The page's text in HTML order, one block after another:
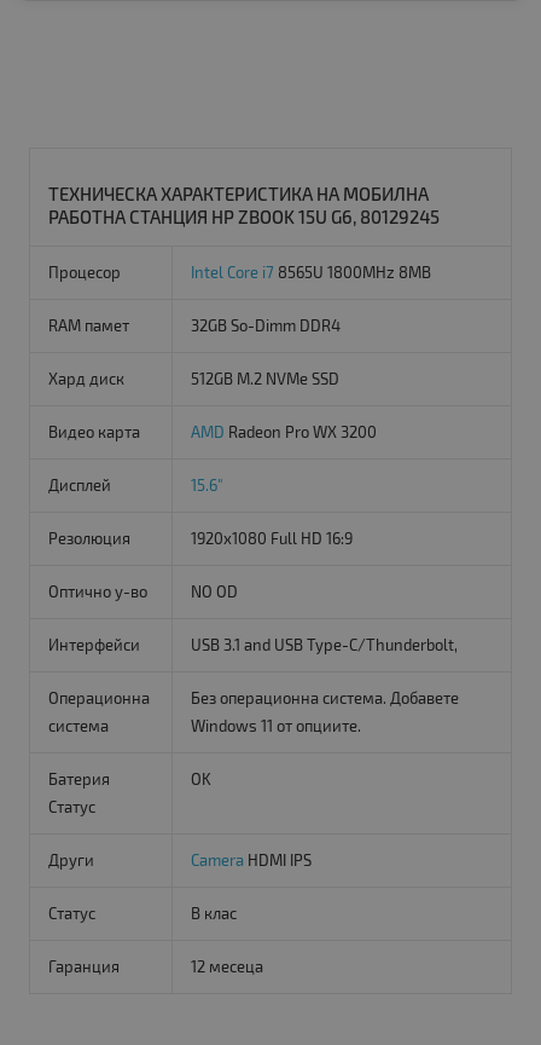
ТЕХНИЧЕСКА ХАРАКТЕРИСТИКА НА МОБИЛНА
РАБОТНА СТАНЦИЯ HP ZBOOK 15U G6, 80129245
Процесор Intel Core i7 8565U 1800MHz 8MB
RAM памет 32GB So-Dimm DDR4
Хард диск 512GB M.2 NVMe SSD
Видео карта AMD Radeon Pro WX 3200
Дисплей 15.6"
Резолюция 1920x1080 Full HD 16:9
Оптично у-во NO OD
Интерфейси USB 3.1 and USB Type-C/Thunderbolt,
Операционна
система
Без операционна система. Добавете
Windows 11 от опциите.
Батерия
Статус
OK
Други Camera HDMI IPS
Статус B клас
Гаранция 12 месеца